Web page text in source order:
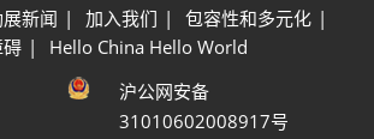
展新闻 加入我们
包容性和多元化
Hello China Hello World
沪公网安备
31010602008917号